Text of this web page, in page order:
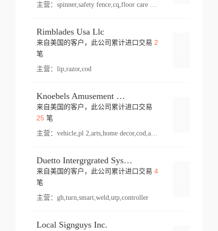
主营：
Rimblades Usa Llc
来自美国的客户，此公司累计进口交易 2
笔
主营： lip,razor,cod
Knoebels Amusement Resort
来自美国的客户，此公司累计进口交易
25笔
主营： vehicle,pl 2,arts,home decor,cod,amusement ride,sea
Duetto Intergrgrated Systems Inc.
来自美国的客户，此公司累计进口交易 4
笔
主营： gh,turn,smart,weld,utp,controller
Local Signguys Inc.